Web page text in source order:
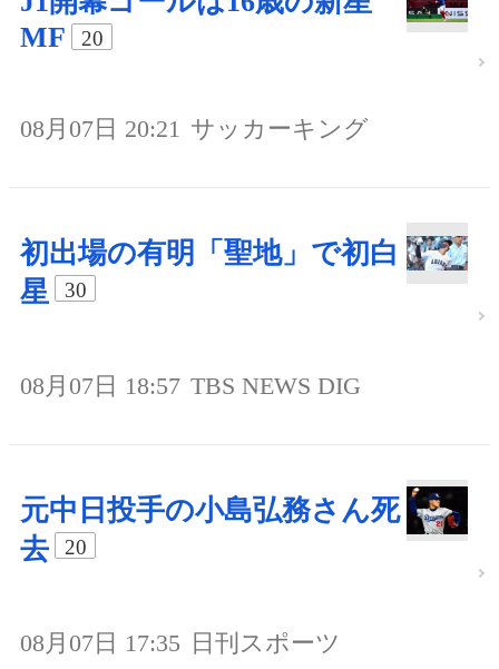
MF
20
08月07日 20:21 サッカーキング
初出場の有明「聖地」で初白
星
30
08月07日 18:57 TBS NEWS DIG
元中日投手の小島弘務さん死
去
20
08月07日 17:35 日刊スポーツ